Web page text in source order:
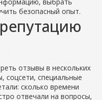
безопасный опыт.
отзывы в нескольких
соцсети, специальные
сколько времени
отвечали на вопросы,